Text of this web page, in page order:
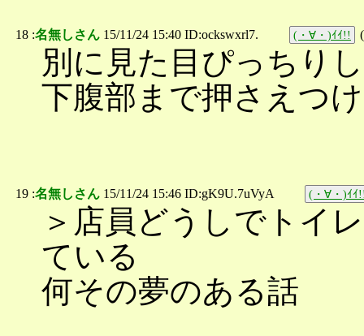
18 :名無しさん 15/11/24 15:40 ID:ockswxrl7. (・∀・)ｲｲ!! (
別に見た目ぴっちり
下腹部まで押さえつ
19 :名無しさん 15/11/24 15:46 ID:gK9U.7uVyA (・∀・)ｲｲ
＞店員どうしでトイ
ている
何その夢のある話